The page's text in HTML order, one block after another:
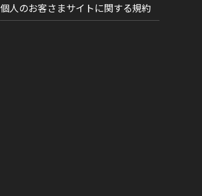
個人のお客さまサイトに関する規約